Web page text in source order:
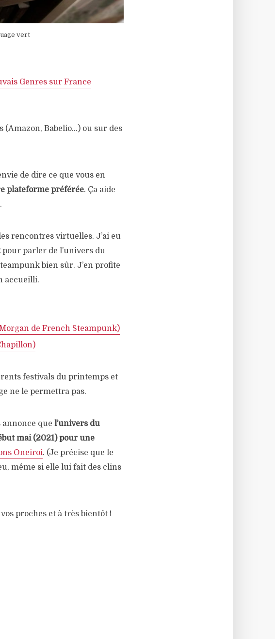
vert
Genres sur France
(Amazon, Babelio…) ou sur des
de dire ce que vous en
plateforme préférée. Ça aide
rencontres virtuelles. J’ai eu
pour parler de l’univers du
bien sûr. J’en profite
accueilli.
de French Steampunk)
festivals du printemps et
ne le permettra pas.
que l’univers du
mai (2021) pour une
Oneiroi. (Je précise que le
même si elle lui fait des clins
proches et à très bientôt !